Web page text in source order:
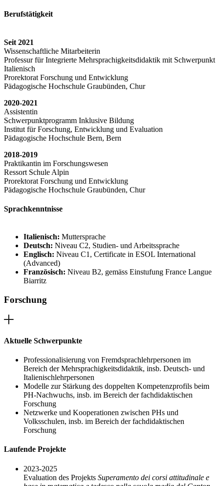
Berufstätigkeit
Seit 2021
Wissenschaftliche Mitarbeiterin
Professur für Integrierte Mehrsprachigkeitsdidaktik mit Schwerpunkt
Italienisch
Prorektorat Forschung und Entwicklung
Pädagogische Hochschule Graubünden, Chur
2020-2021
Assistentin
Schwerpunktprogramm Inklusive Bildung
Institut für Forschung, Entwicklung und Evaluation
Pädagogische Hochschule Bern, Bern
2018-2019
Praktikantin im Forschungswesen
Ressort Schule Alpin
Prorektorat Forschung und Entwicklung
Pädagogische Hochschule Graubünden, Chur
Sprachkenntnisse
Italienisch: Muttersprache
Deutsch: Niveau C2, Studien- und Arbeitssprache
Englisch: Niveau C1, Certificate in ESOL International
(Advanced)
Französisch: Niveau B2, gemäss Einstufung France Langue
Biarritz
Forschung
Aktuelle Schwerpunkte
Professionalisierung von Fremdsprachlehrpersonen im
Bereich der Mehrsprachigkeitsdidaktik, insb. Deutsch- und
Italienischlehrpersonen
Modelle zur Stärkung des doppelten Kompetenzprofils beim
PH-Nachwuchs, insb. im Bereich der fachdidaktischen
Forschung
Netzwerke und Kooperationen zwischen PHs und
Volksschulen, insb. im Bereich der fachdidaktischen
Forschung
Laufende Projekte
2023-2025
Evaluation des Projekts Superamento dei corsi attitudinale e